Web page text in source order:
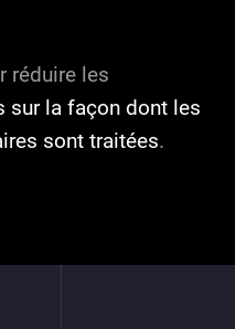
réduire les
sur la façon dont les
sont traitées.